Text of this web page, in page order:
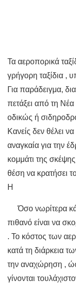
Τα αεροπορικά
γρήγορη ταξίδια ,
Για παράδειγμα,
πετάξει από τη Νέα
οδικώς ή
Κανείς δεν θέλει
αναγκαία για την
κομμάτι της
θέση να κρατήσει
Η
Όσο νωρίτερα
πιθανό είναι να
. Το κόστος των
κατά τη διάρκεια
την αναχώρηση ,
γίνονται